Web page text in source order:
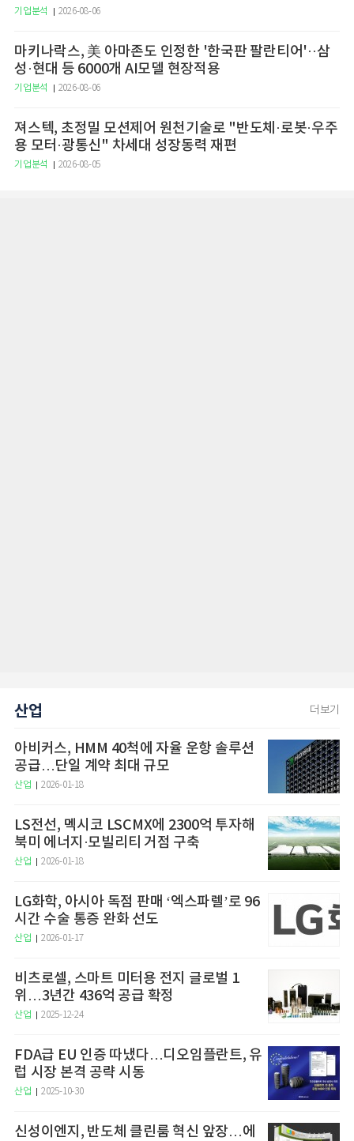
기업분석 2026-08-06
마키나락스, 美 아마존도 인정한 '한국판 팔란티어'··삼
성·현대 등 6000개 AI모델 현장적용
기업분석 2026-08-06
져스텍, 초정밀 모션제어 원천기술로 "반도체·로봇·우주
용 모터·광통신" 차세대 성장동력 재편
기업분석 2026-08-05
산업 더보기
아비커스, HMM 40척에 자율 운항 솔루션
공급…단일 계약 최대 규모
산업 2026-01-18
LS전선, 멕시코 LSCMX에 2300억 투자해
북미 에너지·모빌리티 거점 구축
산업 2026-01-18
LG화학, 아시아 독점 판매 ‘엑스파렐’로 96
시간 수술 통증 완화 선도
산업 2026-01-17
비츠로셀, 스마트 미터용 전지 글로벌 1
위…3년간 436억 공급 확정
산업 2025-12-24
FDA급 EU 인증 따냈다…디오임플란트, 유
럽 시장 본격 공략 시동
산업 2025-10-30
신성이엔지, 반도체 클린룸 혁신 앞장…에